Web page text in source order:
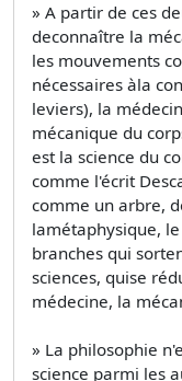
» A partir de ces
deconnaître la
les mouvements
nécessaires àla
leviers), la
mécanique du
est la science du
comme l'écrit
comme un arbre,
lamétaphysique,
branches qui
sciences, quise
médecine, la
» La philosophie
science parmi les